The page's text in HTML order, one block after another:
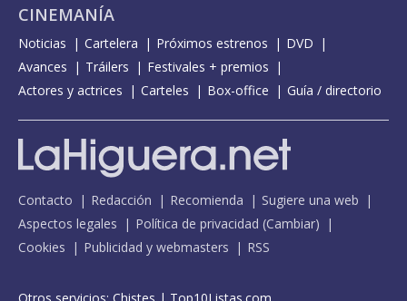
CINEMANÍA
Noticias Cartelera Próximos estrenos
DVD
Avances
Tráilers
Festivales + premios
Actores y actrices
Carteles Box-office Guía / directorio
Contacto Redacción Recomienda
Sugiere una web
Aspectos legales
Política de privacidad (Cambiar)
Cookies
Publicidad y webmasters RSS